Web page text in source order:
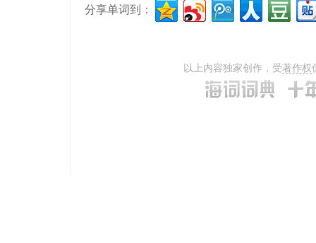
分享单词到：
以上内容独家创作，受著作权